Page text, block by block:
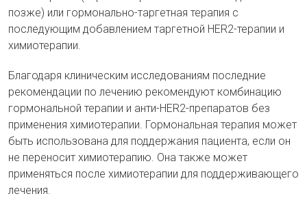
позже) или гормонально-таргетная терапия с
последующим добавлением таргетной HER2-терапии и
химиотерапии.
Благодаря клиническим исследованиям последние
рекомендации по лечению рекомендуют комбинацию
гормональной терапии и анти-HER2-препаратов без
применения химиотерапии. Гормональная терапия может
быть использована для поддержания пациента, если он
не переносит химиотерапию. Она также может
применяться после химиотерапии для поддерживающего
лечения.